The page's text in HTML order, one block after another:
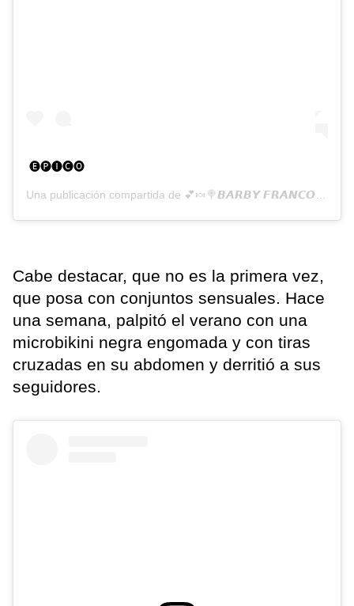
🅔🅟🅘🅒🅞
Una publicación compartida de 💕🍬🍭𝘽𝘼𝙍𝘽𝙔 𝙁𝙍𝘼𝙉𝘾𝙊 🍭🍬💕
Cabe destacar, que no es la primera vez,
que posa con conjuntos sensuales. Hace
una semana, palpitó el verano con una
microbikini negra engomada y con tiras
cruzadas en su abdomen y derritió a sus
seguidores.